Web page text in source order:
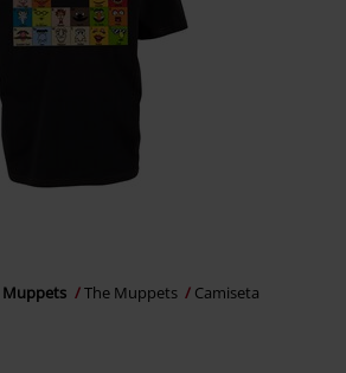
Muppets The Muppets Camiseta